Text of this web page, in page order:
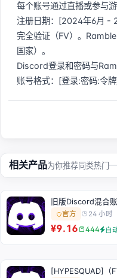
每个账号通过直播或参与
注册日期：[2024年6月 -
完全验证（FV）。
国家）。
Discord登录和密码与
账号格式：[登录:密码:令牌]
相关产品为你推荐同类热门
旧版Discord混合
官方 24 小时
¥9.16 444 自
[HYPESQUAD]（